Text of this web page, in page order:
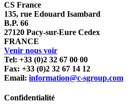
CS France
135, rue Edouard Isambard
B.P. 66
27120 Pacy-sur-Eure Cedex
FRANCE
Venir nous voir
Tel: +33 (0)2 32 67 00 00
Fax: +33 (0)2 32 67 14 12
Email: information@c-sgroup.com
Confidentialité